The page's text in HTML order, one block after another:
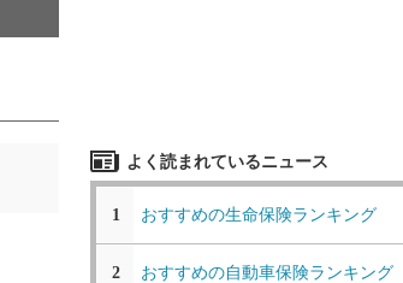
よく読まれているニュース
1 おすすめの生命保険ランキング
2 おすすめの自動車保険ランキング